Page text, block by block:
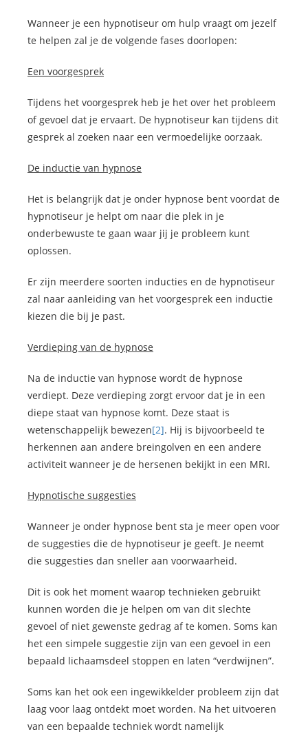
Wanneer je een hypnotiseur om hulp vraagt om jezelf
te helpen zal je de volgende fases doorlopen:
Een voorgesprek
Tijdens het voorgesprek heb je het over het probleem
of gevoel dat je ervaart. De hypnotiseur kan tijdens dit
gesprek al zoeken naar een vermoedelijke oorzaak.
De inductie van hypnose
Het is belangrijk dat je onder hypnose bent voordat de
hypnotiseur je helpt om naar die plek in je
onderbewuste te gaan waar jij je probleem kunt
oplossen.
Er zijn meerdere soorten inducties en de hypnotiseur
zal naar aanleiding van het voorgesprek een inductie
kiezen die bij je past.
Verdieping van de hypnose
Na de inductie van hypnose wordt de hypnose
verdiept. Deze verdieping zorgt ervoor dat je in een
diepe staat van hypnose komt. Deze staat is
wetenschappelijk bewezen[2]. Hij is bijvoorbeeld te
herkennen aan andere breingolven en een andere
activiteit wanneer je de hersenen bekijkt in een MRI.
Hypnotische suggesties
Wanneer je onder hypnose bent sta je meer open voor
de suggesties die de hypnotiseur je geeft. Je neemt
die suggesties dan sneller aan voorwaarheid.
Dit is ook het moment waarop technieken gebruikt
kunnen worden die je helpen om van dit slechte
gevoel of niet gewenste gedrag af te komen. Soms kan
het een simpele suggestie zijn van een gevoel in een
bepaald lichaamsdeel stoppen en laten “verdwijnen”.
Soms kan het ook een ingewikkelder probleem zijn dat
laag voor laag ontdekt moet worden. Na het uitvoeren
van een bepaalde techniek wordt namelijk